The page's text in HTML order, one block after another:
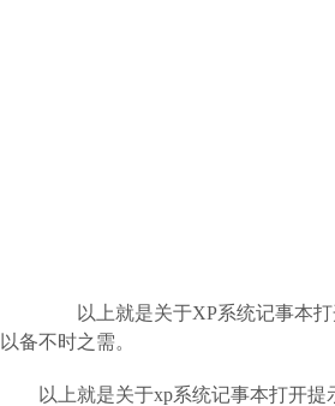
以上就是关于XP系统记事本打
以备不时之需。
以上就是关于xp系统记事本打开